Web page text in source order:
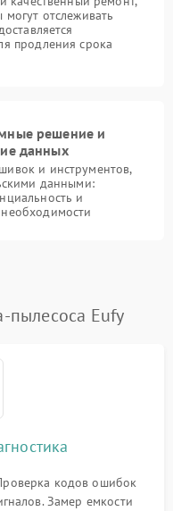
отслеживать
продления срока
решение и
данных
и инструментов,
данными:
и
пылесоса Eufy
кодов ошибок
Замер емкости